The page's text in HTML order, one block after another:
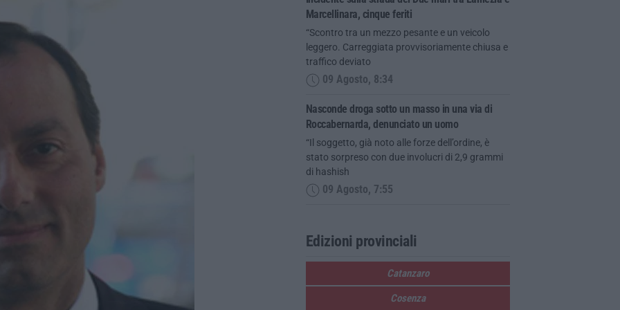
Marcellinara, cinque feriti
“Scontro tra un mezzo pesante e un veicolo
leggero. Carreggiata provvisoriamente chiusa e
traffico deviato
09 Agosto, 8:34
Nasconde droga sotto un masso in una via di
Roccabernarda, denunciato un uomo
“Il soggetto, già noto alle forze dell’ordine, è
stato sorpreso con due involucri di 2,9 grammi
di hashish
09 Agosto, 7:55
Edizioni provinciali
Catanzaro
Cosenza